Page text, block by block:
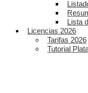
Lista
Licencias 2026
Tarifas 2026
Tutorial